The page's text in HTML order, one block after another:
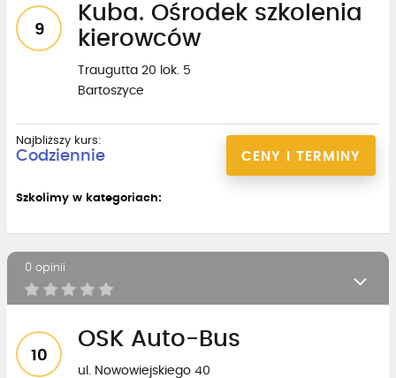
9
Kuba. Ośrodek szkolenia
kierowców
Traugutta 20 lok. 5
Bartoszyce
CENY I TERMINY
Najbliższy kurs:
Codziennie
Szkolimy w kategoriach:
0 opinii
10
OSK Auto-Bus
ul. Nowowiejskiego 40